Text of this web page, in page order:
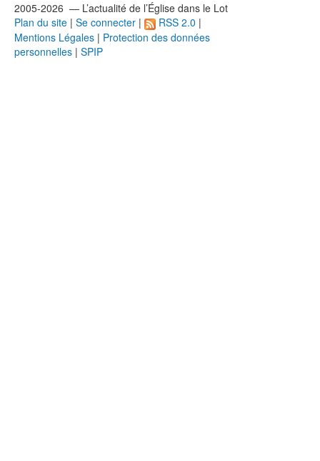
2005-2026 — L’actualité de l’Église dans le Lot
Plan du site | Se connecter | RSS 2.0 |
Mentions Légales | Protection des données
personnelles | SPIP